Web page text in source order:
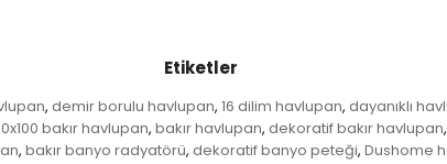
Etiketler
, demir borulu havlupan, 16 dilim havlupan, dayanıklı
bakır havlupan, bakır havlupan, dekoratif bakır havlupan,
, bakır banyo radyatörü, dekoratif banyo peteği, Dushome